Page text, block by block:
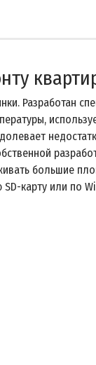
Разработан
большие
карту или по